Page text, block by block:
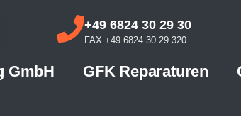
+49 6824 30 29 30
FAX +49 6824 30 29 320
GmbH GFK Reparaturen